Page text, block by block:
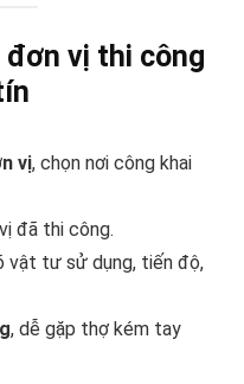
đơn vị thi công
vị, chọn nơi công khai
đã thi công.
vật tư sử dụng, tiến độ,
, dễ gặp thợ kém tay